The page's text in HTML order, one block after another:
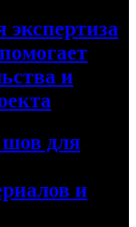
экспертиза
и
для
и